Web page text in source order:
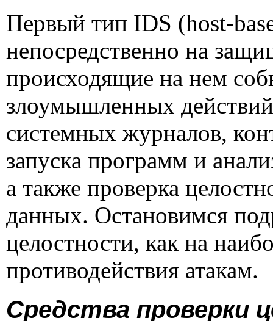
Первый тип IDS (host-
непосредственно на
происходящие на нем
злоумышленных
системных журналов,
запуска программ и
а также проверка
данных. Остановимся
целостности, как на
противодействия атакам.
Средства проверки